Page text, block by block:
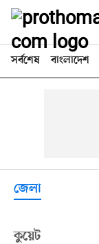
সর্বশেষ বাংলাদেশ
জেলা
কুয়েট